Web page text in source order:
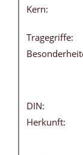
Kern:
Tragegriffe:
DIN:
Herkunft: